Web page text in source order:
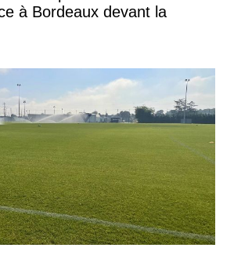
à Bordeaux devant la